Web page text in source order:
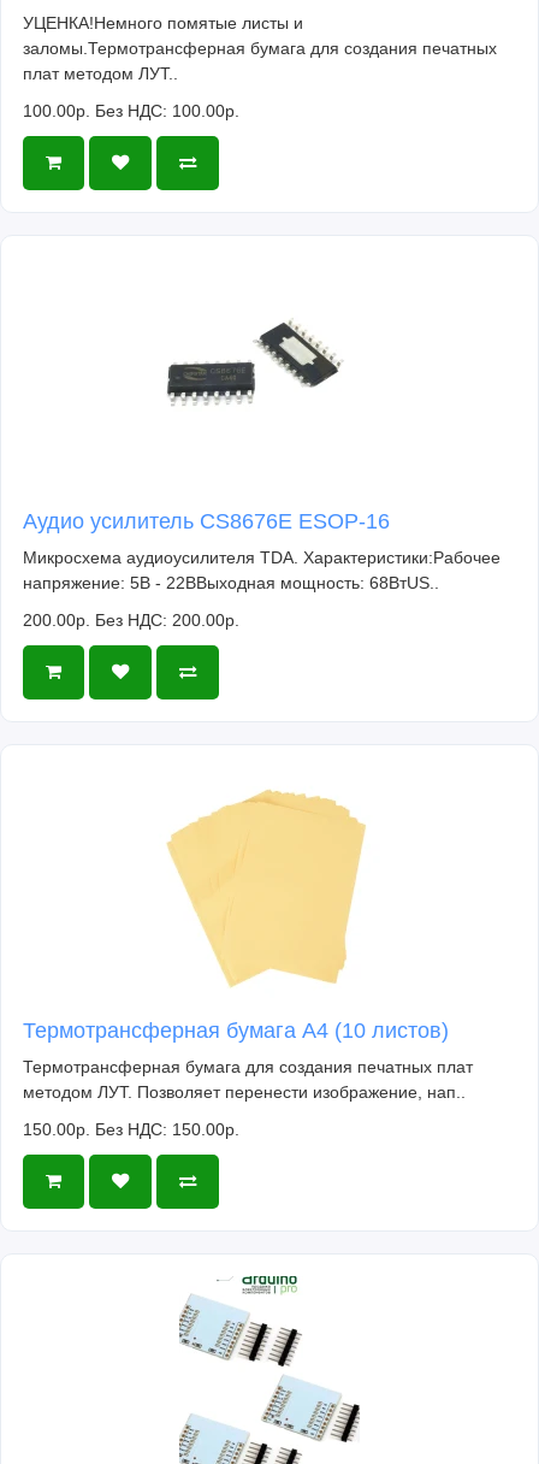
УЦЕНКА!Немного помятые листы и
заломы.Термотрансферная бумага для создания печатных
плат методом ЛУТ..
100.00р. Без НДС: 100.00р.
Аудио усилитель CS8676E ESOP-16
Микросхема аудиоусилителя TDA. Характеристики:Рабочее
напряжение: 5В - 22ВВыходная мощность: 68ВтUS..
200.00р. Без НДС: 200.00р.
Термотрансферная бумага А4 (10 листов)
Термотрансферная бумага для создания печатных плат
методом ЛУТ. Позволяет перенести изображение, нап..
150.00р. Без НДС: 150.00р.